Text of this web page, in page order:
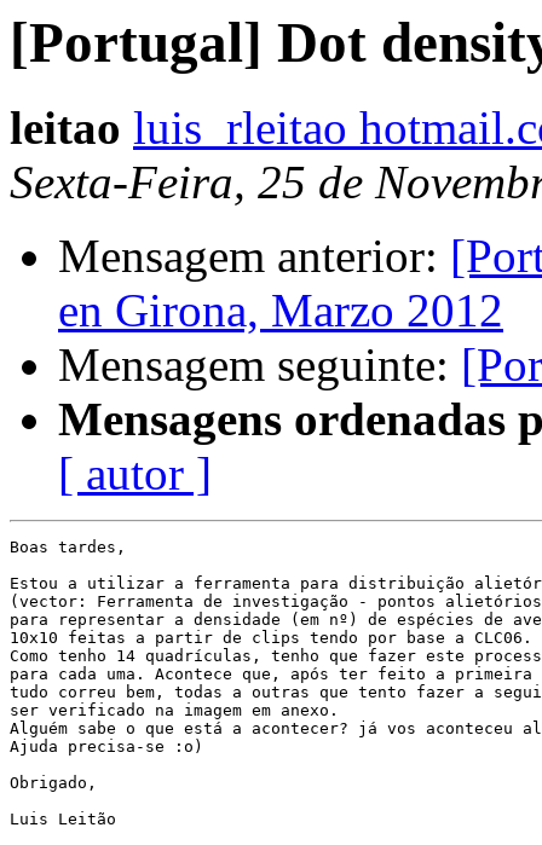
[Portugal] Dot
leitao luis_rleitao
Sexta-Feira, 25 de
Mensagem anterior:
en Girona, Marzo 2012
Mensagem seguinte:
Mensagens ordenadas
[ autor ]
Boas tardes,
Estou a utilizar a ferramenta para distribuição
(vector: Ferramenta de investigação - pontos
para representar a densidade (em nº) de espécies de
10x10 feitas a partir de clips tendo por base a CLC06.
Como tenho 14 quadrículas, tenho que fazer este
para cada uma. Acontece que, após ter feito a primeira
tudo correu bem, todas a outras que tento fazer a
ser verificado na imagem em anexo.
Alguém sabe o que está a acontecer? já vos aconteceu
Ajuda precisa-se :o)
Obrigado,
Luis Leitão